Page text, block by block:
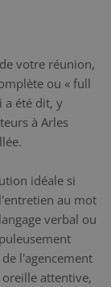
votre réunion,
ou « full
a été dit, y
à Arles
idéale si
au mot
verbal ou
l'agencement
attentive,